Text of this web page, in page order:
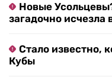
Новые
загадочно исчезла
Стало известно,
Кубы